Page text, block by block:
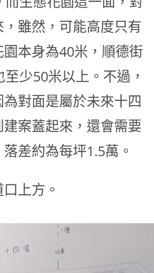
雖然，可能高度只有
本身為40米，順德街
至少50米以上 。不過，
對面是屬於未來十四
案蓋起來，還會需要
差約為每坪1.5萬。
上方。